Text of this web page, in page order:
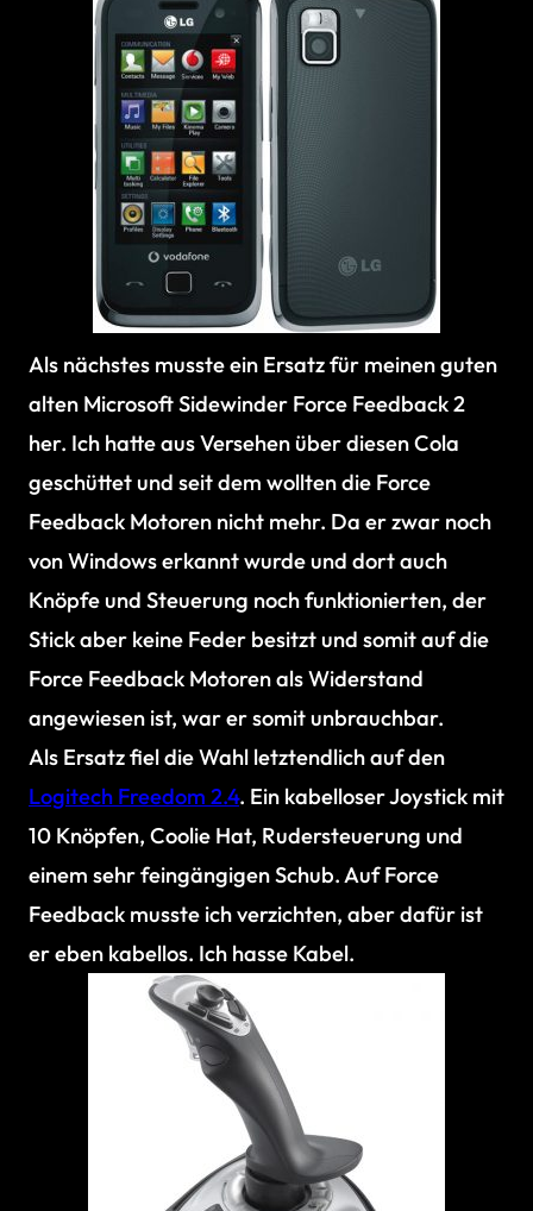
Als nächstes musste ein Ersatz für meinen guten
alten Microsoft Sidewinder Force Feedback 2
her. Ich hatte aus Versehen über diesen Cola
geschüttet und seit dem wollten die Force
Feedback Motoren nicht mehr. Da er zwar noch
von Windows erkannt wurde und dort auch
Knöpfe und Steuerung noch funktionierten, der
Stick aber keine Feder besitzt und somit auf die
Force Feedback Motoren als Widerstand
angewiesen ist, war er somit unbrauchbar.
Als Ersatz fiel die Wahl letztendlich auf den
Logitech Freedom 2.4. Ein kabelloser Joystick mit
10 Knöpfen, Coolie Hat, Rudersteuerung und
einem sehr feingängigen Schub. Auf Force
Feedback musste ich verzichten, aber dafür ist
er eben kabellos. Ich hasse Kabel.